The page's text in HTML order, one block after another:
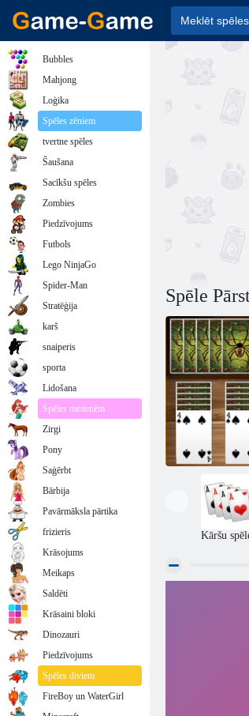
Spēle
Kāršu
Bubbles
Mahjong
Loģika
Spēles zēniem
tvertne spēles
Šaušana
Sacīkšu spēles
Zombies
Piedzīvojums
Futbols
Lego NinjaGo
Spider-Man
Stratēģija
karš
snaiperis
sporta
Lidošana
Spēles meitenēm
Zirgi
Pony
Saģērbt
Bārbija
Pavārmāksla pārtika
frizieris
Krāsojums
Meikaps
Saldēti
Krāsaini bloki
Dinozauri
Piedzīvojums
Spēles diviem
FireBoy un WaterGirl